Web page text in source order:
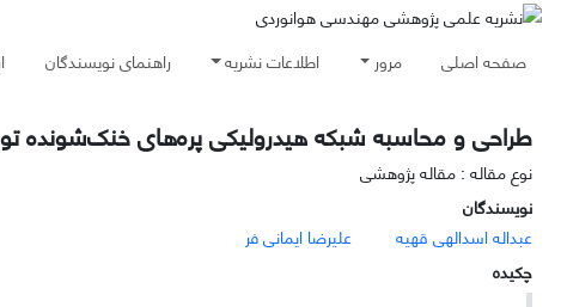
صفحه اصلی مرور اطلاعات نشریه راهنمای نویسندگان
طراحی و محاسبه شبکه هیدرولیکی پره‌های خنک‌شونده
نوع مقاله : مقاله پژوهشی
نویسندگان
عبداله اسدالهی قهیه
علیرضا ایمانی فر
چکیده